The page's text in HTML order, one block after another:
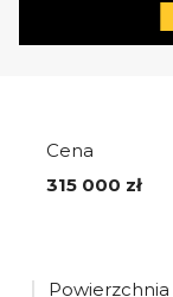
Cena
315 000 zł
Powierzchnia